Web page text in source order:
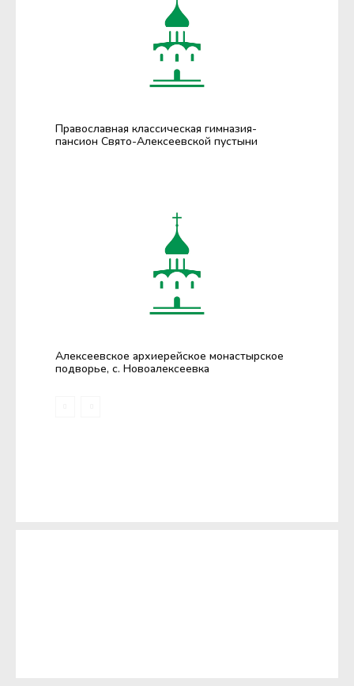
Православная классическая гимназия-
пансион Свято-Алексеевской пустыни
Алексеевское архиерейское монастырское
подворье, с. Новоалексеевка